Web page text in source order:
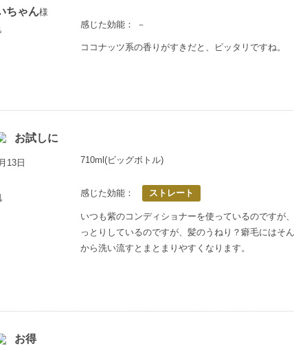
ちゃん様
感じた効能： －
ココナッツ系の香りがすきだと、ピッタリですね。
お試しに
13日 710ml(ビッグボトル)
感じた効能： ストレート
いつも紫のコンディショナーを使っているのですが
っとりしているのですが、髪のうねり？癖毛にはそ
から洗い流すとまとまりやすくなります。
お得